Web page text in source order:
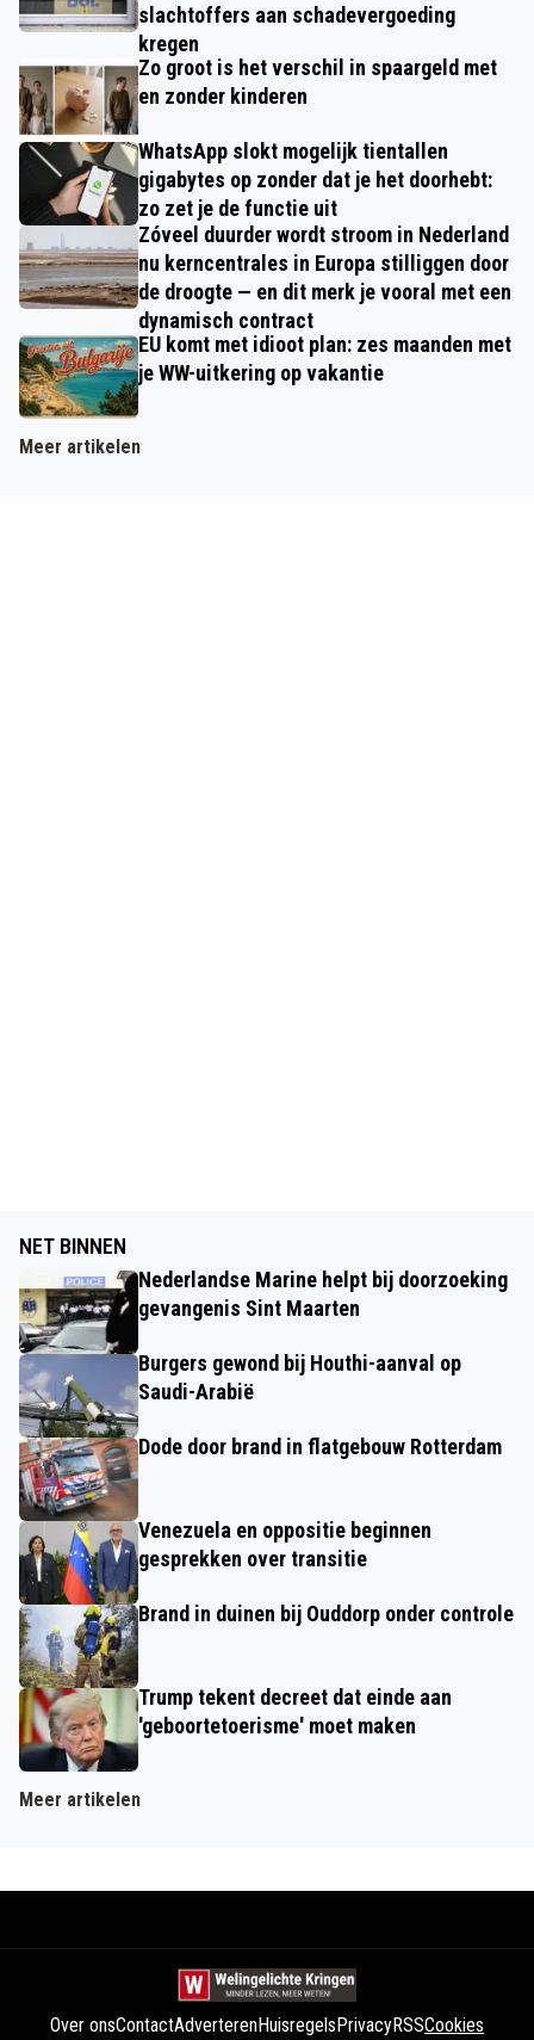
slachtoffers aan schadevergoeding
kregen
Zo groot is het verschil in spaargeld met
en zonder kinderen
WhatsApp slokt mogelijk tientallen
gigabytes op zonder dat je het doorhebt:
zo zet je de functie uit
Zóveel duurder wordt stroom in Nederland
nu kerncentrales in Europa stilliggen door
de droogte — en dit merk je vooral met een
dynamisch contract
EU komt met idioot plan: zes maanden met
je WW-uitkering op vakantie
Meer artikelen
NET BINNEN
Nederlandse Marine helpt bij doorzoeking
gevangenis Sint Maarten
Burgers gewond bij Houthi-aanval op
Saudi-Arabië
Dode door brand in flatgebouw Rotterdam
Venezuela en oppositie beginnen
gesprekken over transitie
Brand in duinen bij Ouddorp onder controle
Trump tekent decreet dat einde aan
'geboortetoerisme' moet maken
Meer artikelen
Over onsContactAdverterenHuisregelsPrivacyRSSCookies